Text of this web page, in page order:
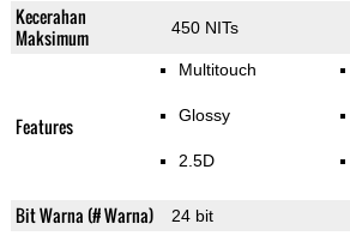
Kecerahan
Maksimum
450 NITs
Features
Multitouch
Glossy
2.5D
Bit Warna (# Warna) 24 bit